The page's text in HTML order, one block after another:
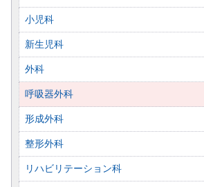
小児科
新生児科
外科
呼吸器外科
形成外科
整形外科
リハビリテーション科